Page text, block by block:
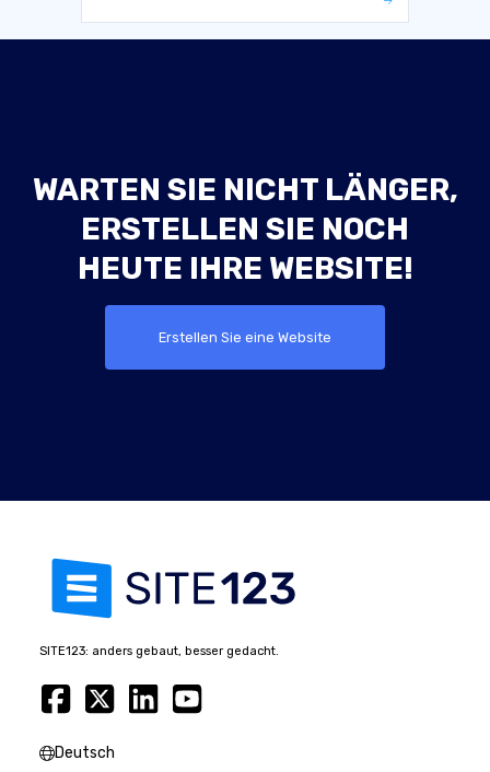
WARTEN SIE NICHT LÄNGER,
ERSTELLEN SIE NOCH
HEUTE IHRE WEBSITE!
Erstellen Sie eine Website
SITE123: anders gebaut, besser gedacht.
Deutsch